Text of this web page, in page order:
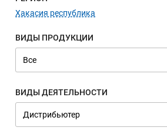
Хакасия республика
ВИДЫ ПРОДУКЦИИ
ВИДЫ ДЕЯТЕЛЬНОСТИ